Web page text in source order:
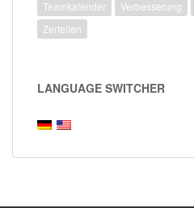
Teamkalender
Verbesserung
Zerteilen
LANGUAGE SWITCHER